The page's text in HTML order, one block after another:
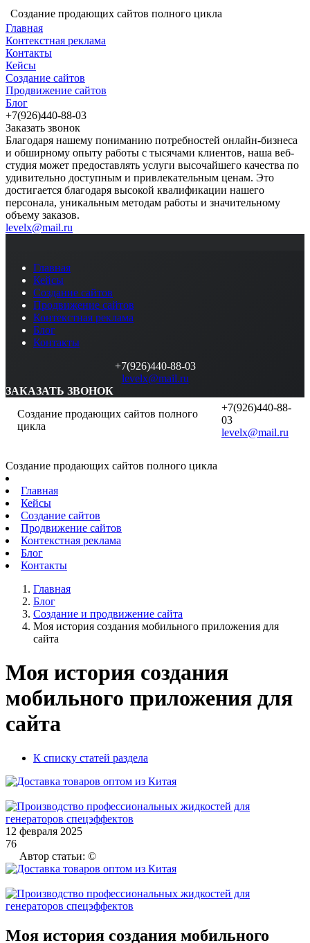
Создание продающих сайтов полного цикла
Главная
Контекстная реклама
Контакты
Кейсы
Создание сайтов
Продвижение сайтов
Блог
+7(926)440-88-03
Заказать звонок
Благодаря нашему пониманию потребностей онлайн-бизнеса
и обширному опыту работы с тысячами клиентов, наша веб-
студия может предоставлять услуги высочайшего качества по
удивительно доступным и привлекательным ценам. Это
достигается благодаря высокой квалификации нашего
персонала, уникальным методам работы и значительному
объему заказов.
levelx@mail.ru
Главная
Кейсы
Создание сайтов
Продвижение сайтов
Контекстная реклама
Блог
Контакты
+7(926)440-88-03
levelx@mail.ru
ЗАКАЗАТЬ ЗВОНОК
Создание продающих сайтов полного
цикла
+7(926)440-88-
03
levelx@mail.ru
Создание продающих сайтов полного цикла
Главная
Кейсы
Создание сайтов
Продвижение сайтов
Контекстная реклама
Блог
Контакты
Главная
Блог
Создание и продвижение сайта
Моя история создания мобильного приложения для
сайта
Моя история создания
мобильного приложения для
сайта
К списку статей раздела
12 февраля 2025
76
Автор статьи: ©
Моя история создания мобильного